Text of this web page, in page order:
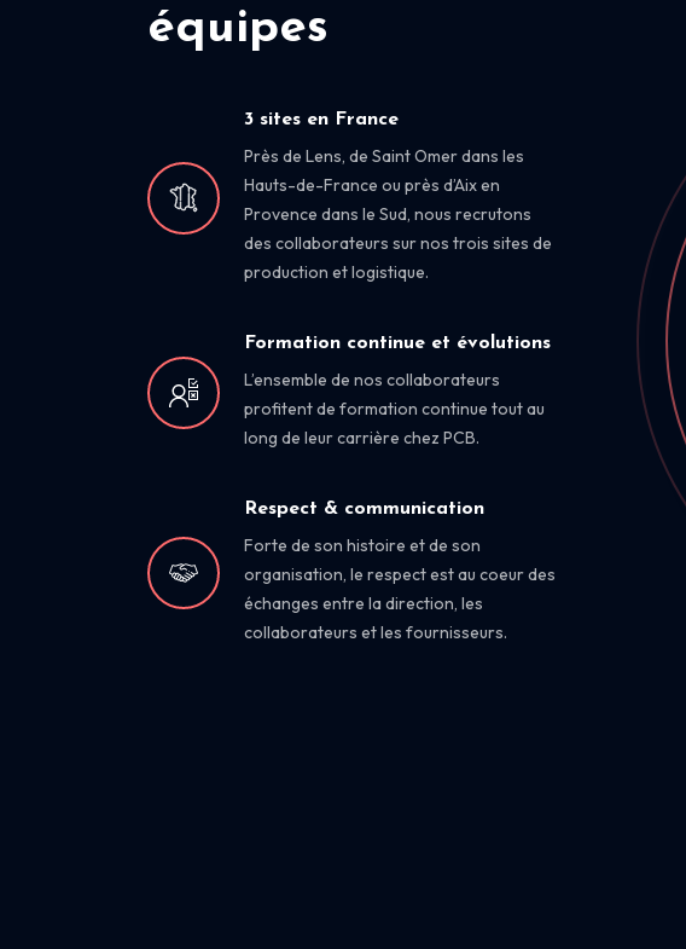
équipes
3 sites en France
Près de Lens, de Saint Omer dans les
Hauts-de-France ou près d’Aix en
Provence dans le Sud, nous recrutons
des collaborateurs sur nos trois sites de
production et logistique.
Formation continue et évolutions
L’ensemble de nos collaborateurs
profitent de formation continue tout au
long de leur carrière chez PCB.
Respect & communication
Forte de son histoire et de son
organisation, le respect est au coeur des
échanges entre la direction, les
collaborateurs et les fournisseurs.